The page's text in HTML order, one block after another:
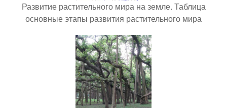
Развитие растительного мира на земле. Таблица
основные этапы развития растительного мира